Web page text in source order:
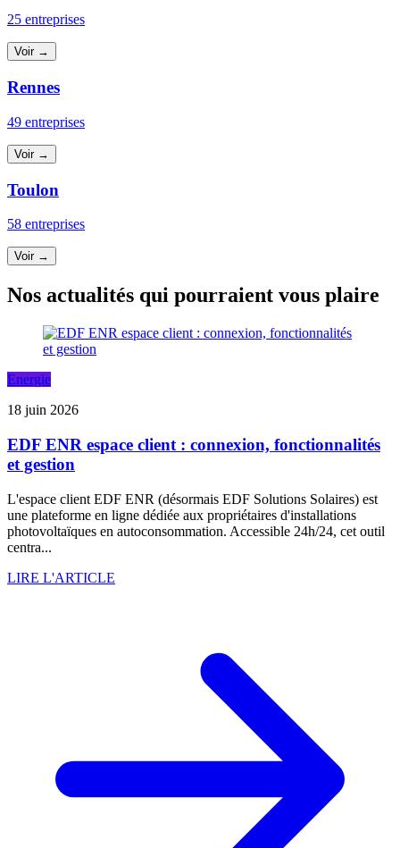
25 entreprises
Voir →
Rennes
49 entreprises
Voir →
Toulon
58 entreprises
Voir →
Nos actualités qui pourraient vous plaire
Energie
18 juin 2026
EDF ENR espace client : connexion, fonctionnalités
et gestion
L'espace client EDF ENR (désormais EDF Solutions Solaires) est
une plateforme en ligne dédiée aux propriétaires d'installations
photovoltaïques en autoconsommation. Accessible 24h/24, cet outil
centra...
LIRE L'ARTICLE